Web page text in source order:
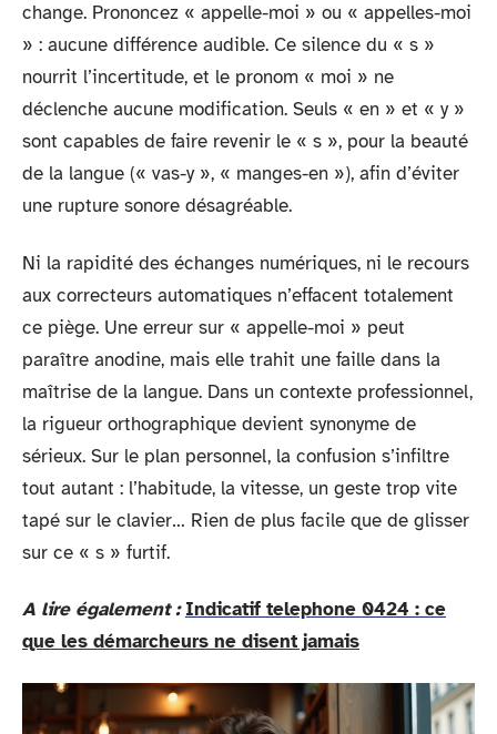
change. Prononcez « appelle-moi » ou « appelles-moi
» : aucune différence audible. Ce silence du « s »
nourrit l’incertitude, et le pronom « moi » ne
déclenche aucune modification. Seuls « en » et « y »
sont capables de faire revenir le « s », pour la beauté
de la langue (« vas-y », « manges-en »), afin d’éviter
une rupture sonore désagréable.
Ni la rapidité des échanges numériques, ni le recours
aux correcteurs automatiques n’effacent totalement
ce piège. Une erreur sur « appelle-moi » peut
paraître anodine, mais elle trahit une faille dans la
maîtrise de la langue. Dans un contexte professionnel,
la rigueur orthographique devient synonyme de
sérieux. Sur le plan personnel, la confusion s’infiltre
tout autant : l’habitude, la vitesse, un geste trop vite
tapé sur le clavier… Rien de plus facile que de glisser
sur ce « s » furtif.
A lire également : Indicatif telephone 0424 : ce
que les démarcheurs ne disent jamais